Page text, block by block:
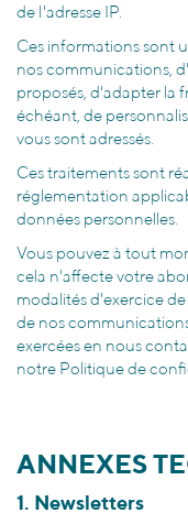
de l'adresse IP.
Ces informations sont
nos communications,
proposés, d'adapter la
échéant, de
vous sont adressés.
Ces traitements sont
réglementation
données personnelles.
Vous pouvez à tout
cela n'affecte votre
modalités d'exercice
de nos
exercées en nous
notre Politique de
ANNEXES
1. Newsletters